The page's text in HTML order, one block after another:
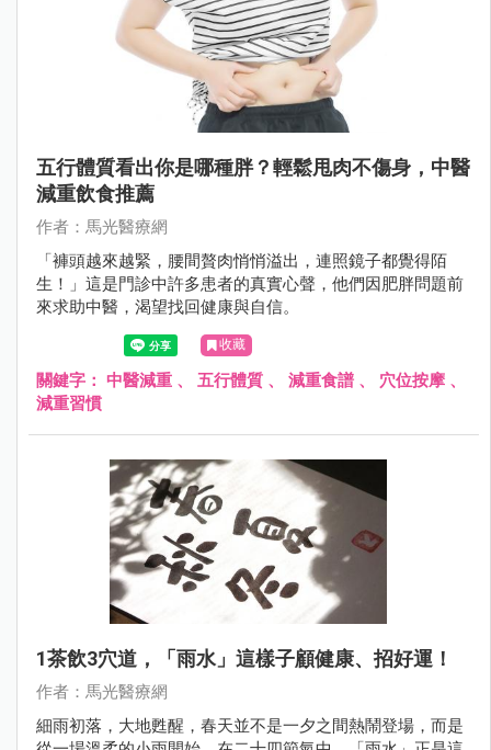
五行體質看出你是哪種胖？輕鬆甩肉不傷身，中醫
減重飲食推薦
作者：馬光醫療網
「褲頭越來越緊，腰間贅肉悄悄溢出，連照鏡子都覺得陌
生！」這是門診中許多患者的真實心聲，他們因肥胖問題前
來求助中醫，渴望找回健康與自信。
收藏
關鍵字： 中醫減重 、 五行體質 、 減重食譜 、 穴位按摩 、
減重習慣
1茶飲3穴道，「雨水」這樣子顧健康、招好運！
作者：馬光醫療網
細雨初落，大地甦醒，春天並不是一夕之間熱鬧登場，而是